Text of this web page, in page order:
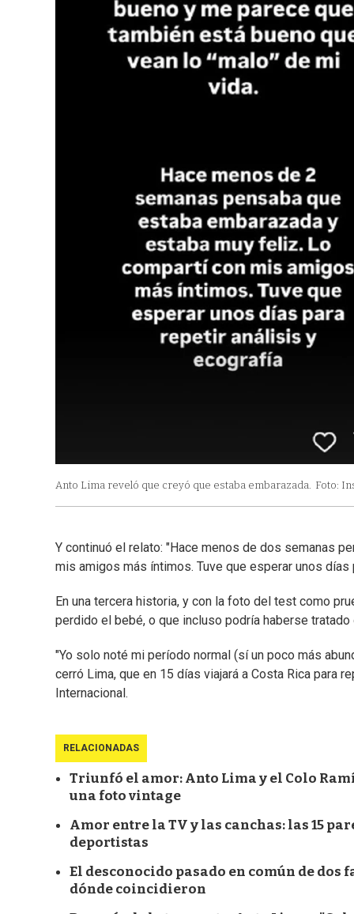
Anto Lima reveló que creyó que estaba embarazada. Foto:
Y continuó el relato: "Hace menos de dos semanas
mis amigos más íntimos. Tuve que esperar unos
En una tercera historia, y con la foto del test como
perdido el bebé, o que incluso podría haberse
"Yo solo noté mi período normal (sí un poco más
cerró Lima, que en 15 días viajará a Costa Rica para
Internacional.
RELACIONADAS
Triunfó el amor: Anto Lima y el Colo
una foto vintage
Amor entre la TV y las canchas: las 15
deportistas
El desconocido pasado en común de dos
dónde coincidieron